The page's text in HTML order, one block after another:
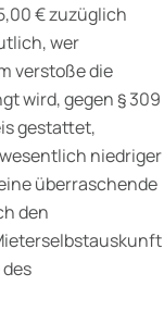
€ zuzüglich
wer
verstoße die
wird, gegen § 309
gestattet,
niedriger
überraschende
den